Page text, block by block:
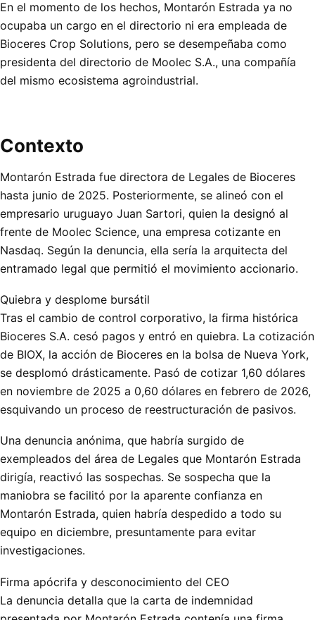
En el momento de los hechos, Montarón Estrada ya no
ocupaba un cargo en el directorio ni era empleada de
Bioceres Crop Solutions, pero se desempeñaba como
presidenta del directorio de Moolec S.A., una compañía
del mismo ecosistema agroindustrial.
Contexto
Montarón Estrada fue directora de Legales de Bioceres
hasta junio de 2025. Posteriormente, se alineó con el
empresario uruguayo Juan Sartori, quien la designó al
frente de Moolec Science, una empresa cotizante en
Nasdaq. Según la denuncia, ella sería la arquitecta del
entramado legal que permitió el movimiento accionario.
Quiebra y desplome bursátil
Tras el cambio de control corporativo, la firma histórica
Bioceres S.A. cesó pagos y entró en quiebra. La cotización
de BIOX, la acción de Bioceres en la bolsa de Nueva York,
se desplomó drásticamente. Pasó de cotizar 1,60 dólares
en noviembre de 2025 a 0,60 dólares en febrero de 2026,
esquivando un proceso de reestructuración de pasivos.
Una denuncia anónima, que habría surgido de
exempleados del área de Legales que Montarón Estrada
dirigía, reactivó las sospechas. Se sospecha que la
maniobra se facilitó por la aparente confianza en
Montarón Estrada, quien habría despedido a todo su
equipo en diciembre, presuntamente para evitar
investigaciones.
Firma apócrifa y desconocimiento del CEO
La denuncia detalla que la carta de indemnidad